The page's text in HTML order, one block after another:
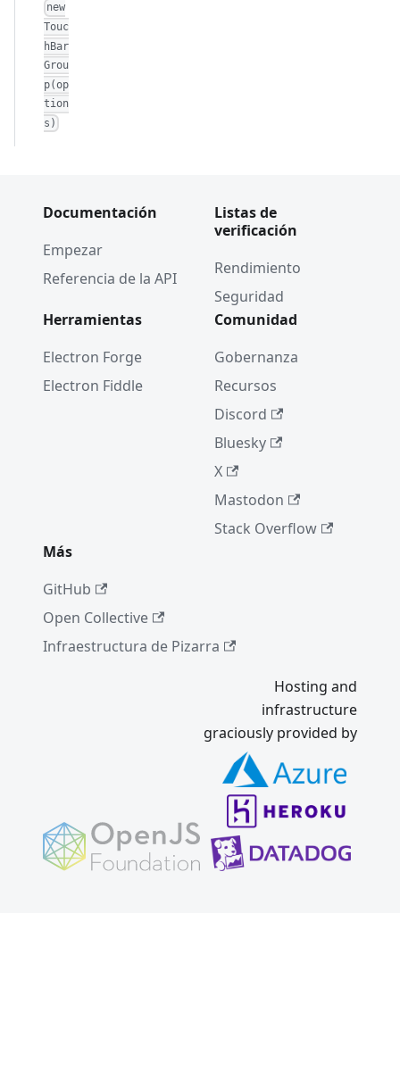
new
Touc
hBar
Grou
p(op
tion
s)
Documentación
Empezar
Referencia de la API
Listas de
verificación
Rendimiento
Seguridad
Herramientas
Electron Forge
Electron Fiddle
Comunidad
Gobernanza
Recursos
Discord
Bluesky
X
Mastodon
Stack Overflow
Más
GitHub
Open Collective
Infraestructura de Pizarra
Hosting and
infrastructure
graciously provided by